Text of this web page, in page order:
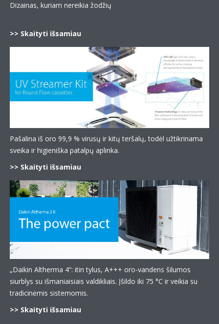
Dizainas, kuriam nereikia žodžių
>> Skaityti išsamiau
Pašalina iš oro 99,9 % virusų ir kitų teršalų, todėl užtikrinama
sveika ir higieniška patalpų aplinka.
>> Skaityti išsamiau
„Daikin Altherma 4“: itin tylus, A+++ oro-vandens šilumos
siurblys su išmaniaisiais valdikliais. Įšildo iki 75 °C ir veikia su
tradicinėmis sistemomis.
>> Skaityti išsamiau